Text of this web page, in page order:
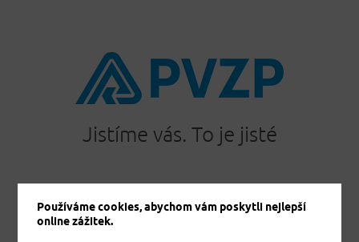
Jistíme vás. To je jisté
PRODUKTY
Používáme cookies, abychom vám poskytli nejlepší
online zážitek.